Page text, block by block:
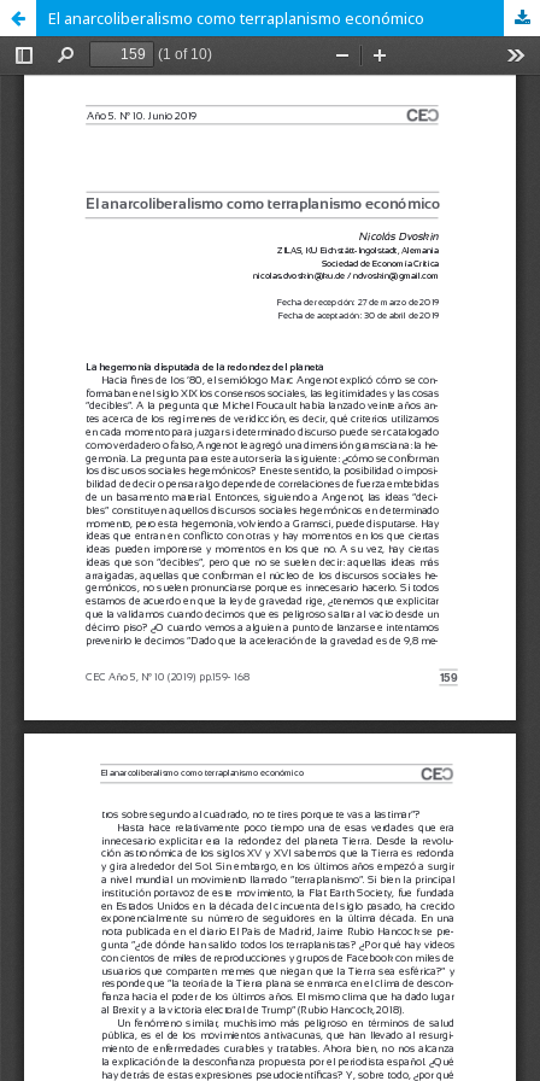
El anarcoliberalismo como terraplanismo económico